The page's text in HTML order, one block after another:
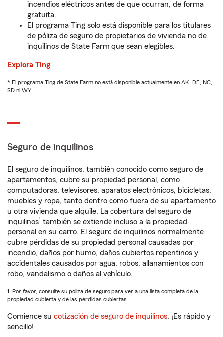
incendios eléctricos antes de que ocurran, de forma
gratuita.
El programa Ting solo está disponible para los titulares
de póliza de seguro de propietarios de vivienda no de
inquilinos de State Farm que sean elegibles.
Explora Ting
* El programa Ting de State Farm no está disponible actualmente en AK, DE, NC,
SD ni WY
Seguro de inquilinos
El seguro de inquilinos, también conocido como seguro de
apartamentos, cubre su propiedad personal, como
computadoras, televisores, aparatos electrónicos, bicicletas,
muebles y ropa, tanto dentro como fuera de su apartamento
u otra vivienda que alquile. La cobertura del seguro de
inquilinos1 también se extiende incluso a la propiedad
personal en su carro. El seguro de inquilinos normalmente
cubre pérdidas de su propiedad personal causadas por
incendio, daños por humo, daños cubiertos repentinos y
accidentales causados por agua, robos, allanamientos con
robo, vandalismo o daños al vehículo.
1. Por favor, consulte su póliza de seguro para ver a una lista completa de la
propiedad cubierta y de las pérdidas cubiertas.
Comience su cotización de seguro de inquilinos. ¡Es rápido y
sencillo!